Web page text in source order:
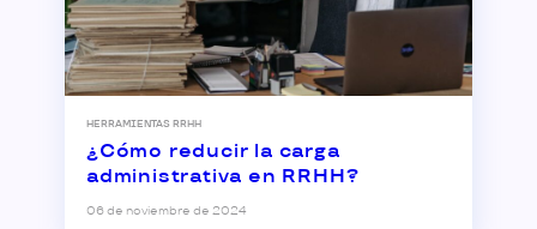
HERRAMIENTAS RRHH
¿Cómo reducir la carga
administrativa en RRHH?
06 de noviembre de 2024